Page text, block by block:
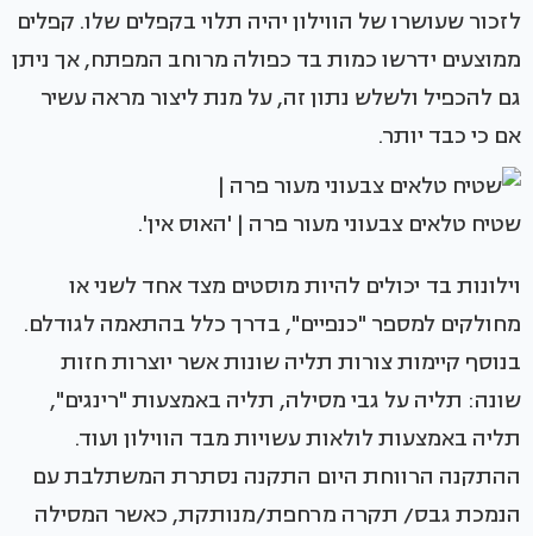
לזכור שעושרו של הווילון יהיה תלוי בקפלים שלו. קפלים
ממוצעים ידרשו כמות בד כפולה מרוחב המפתח, אך ניתן
גם להכפיל ולשלש נתון זה, על מנת ליצור מראה עשיר
אם כי כבד יותר.
שטיח טלאים צבעוני מעור פרה | 'האוס אין'.
וילונות בד יכולים להיות מוסטים מצד אחד לשני או
מחולקים למספר "כנפיים", בדרך כלל בהתאמה לגודלם.
בנוסף קיימות צורות תליה שונות אשר יוצרות חזות
שונה: תליה על גבי מסילה, תליה באמצעות "רינגים",
תליה באמצעות לולאות עשויות מבד הווילון ועוד.
ההתקנה הרווחת היום התקנה נסתרת המשתלבת עם
הנמכת גבס/ תקרה מרחפת/מנותקת, כאשר המסילה